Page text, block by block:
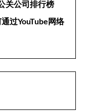
关公司排行榜
过YouTube网络